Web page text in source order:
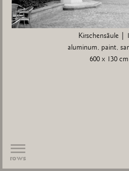
Kirschensäule |
aluminum, paint,
600 x 130 cm
rows